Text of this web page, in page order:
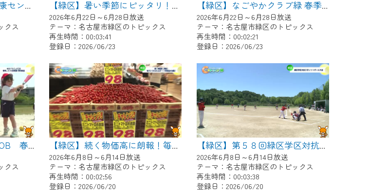
【緑区】歯と口の１日健康センター
クス
【緑区】暑い季節にピッタリ！アサイーボウル専門店
2026年6月22日～6月28日放送
テーマ：名古屋市緑区のトピックス
再生時間：00:03:41
登録日：2026/06/23
【緑区】なごやかクラブ緑 春季グラウンド・ゴルフ大会
2026年6月22日～6月28日放送
テーマ：名古屋市緑区のトピックス
再生時間：00:02:21
登録日：2026/06/23
【緑区】中日ドラゴンズOB 春華しろつち保育園で野球教室
クス
【緑区】続く物価高に朗報！毎月２０日はなるぱーくで野菜つめ放題！
2026年6月8日～6月14日放送
テーマ：名古屋市緑区のトピックス
再生時間：00:02:56
登録日：2026/06/20
【緑区】第５８回緑区学区対抗ＯＢソフトボール大会
2026年6月8日～6月14日放送
テーマ：名古屋市緑区のトピックス
再生時間：00:03:38
登録日：2026/06/20